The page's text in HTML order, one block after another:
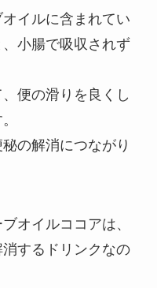
イルに含まれてい
小腸で吸収されず
便の滑りを良くし
の解消につながり
オイルココアは、
するドリンクなの